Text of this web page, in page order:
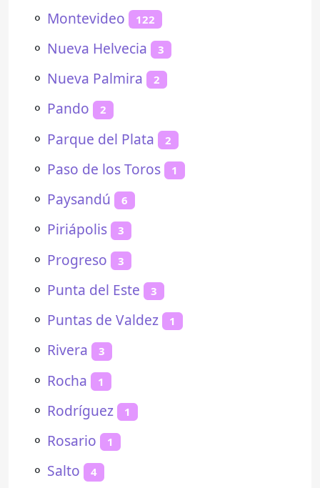
⚬ Montevideo 122
⚬ Nueva Helvecia 3
⚬ Nueva Palmira 2
⚬ Pando 2
⚬ Parque del Plata 2
⚬ Paso de los Toros 1
⚬ Paysandú 6
⚬ Piriápolis 3
⚬ Progreso 3
⚬ Punta del Este 3
⚬ Puntas de Valdez 1
⚬ Rivera 3
⚬ Rocha 1
⚬ Rodríguez 1
⚬ Rosario 1
⚬ Salto 4